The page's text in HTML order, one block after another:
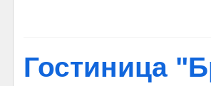
Гостиница